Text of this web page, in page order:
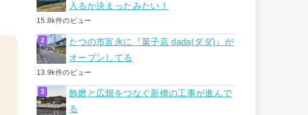
入るか決まったみたい！
15.8k件のビュー
たつの市富永に『菓子店 dada(ダダ)』が
オープンしてる
13.9k件のビュー
飾磨と広畑をつなぐ新橋の工事が進んで
る